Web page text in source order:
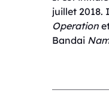
juillet 2018.
Operation
Bandai